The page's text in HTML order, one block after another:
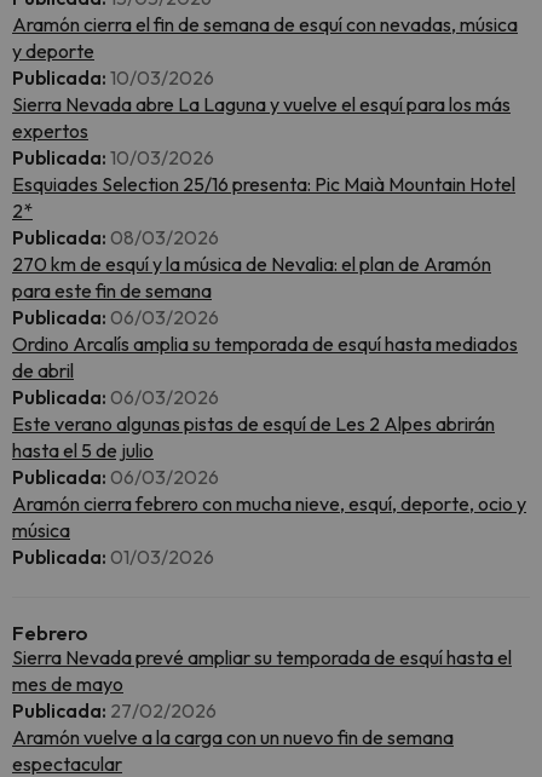
Aramón cierra el fin de semana de esquí con nevadas, música
y deporte
Publicada: 10/03/2026
Sierra Nevada abre La Laguna y vuelve el esquí para los más
expertos
Publicada: 10/03/2026
Esquiades Selection 25/16 presenta: Pic Maià Mountain Hotel
2*
Publicada: 08/03/2026
270 km de esquí y la música de Nevalia: el plan de Aramón
para este fin de semana
Publicada: 06/03/2026
Ordino Arcalís amplia su temporada de esquí hasta mediados
de abril
Publicada: 06/03/2026
Este verano algunas pistas de esquí de Les 2 Alpes abrirán
hasta el 5 de julio
Publicada: 06/03/2026
Aramón cierra febrero con mucha nieve, esquí, deporte, ocio y
música
Publicada: 01/03/2026
Febrero
Sierra Nevada prevé ampliar su temporada de esquí hasta el
mes de mayo
Publicada: 27/02/2026
Aramón vuelve a la carga con un nuevo fin de semana
espectacular